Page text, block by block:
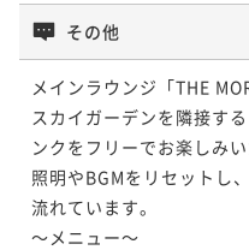
その他
メインラウンジ「THE
スカイガーデンを隣接す
ンクをフリーでお楽しみ
照明やBGMをリセットし
流れています。
～メニュー～